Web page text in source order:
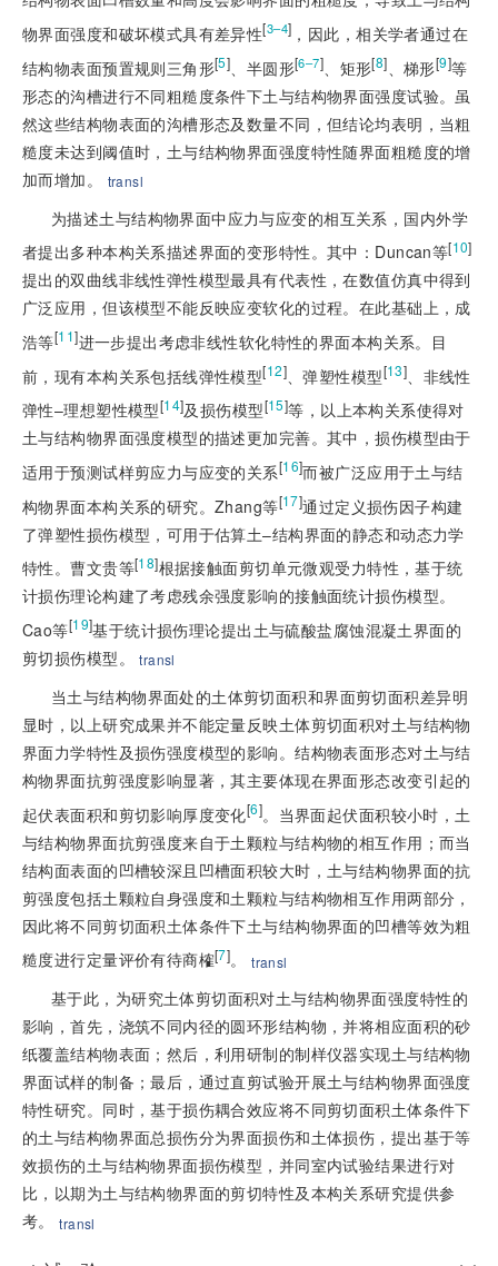
物界面强度和破坏模式具有差异性[3–4] ，因此，相关学者通过在
结构物表面预置规则三角形[5] 、半圆形[6–7] 、矩形[8] 、梯形[9]等
形态的沟槽进行不同粗糙度条件下土与结构物界面强度试验。虽
然这些结构物表面的沟槽形态及数量不同，但结论均表明，当粗
糙度未达到阈值时，土与结构物界面强度特性随界面粗糙度的增
加而增加。
transl
为描述土与结构物界面中应力与应变的相互关系，国内外学
者提出多种本构关系描述界面的变形特性。其中：Duncan等[10]
提出的双曲线非线性弹性模型最具有代表性，在数值仿真中得到
广泛应用，但该模型不能反映应变软化的过程。在此基础上，成
浩等[11]进一步提出考虑非线性软化特性的界面本构关系。目
前，现有本构关系包括线弹性模型[12] 、弹塑性模型[13]
、非线性
弹性–理想塑性模型[14]及损伤模型[15]等，以上本构关系使得对
土与结构物界面强度模型的描述更加完善。其中，损伤模型由于
适用于预测试样剪应力与应变的关系[16]而被广泛应用于土与结
构物界面本构关系的研究。Zhang等[17]通过定义损伤因子构建
了弹塑性损伤模型，可用于估算土–结构界面的静态和动态力学
特性。曹文贵等[18]根据接触面剪切单元微观受力特性，基于统
计损伤理论构建了考虑残余强度影响的接触面统计损伤模型。
Cao等[19]基于统计损伤理论提出土与硫酸盐腐蚀混凝土界面的
剪切损伤模型。
transl
当土与结构物界面处的土体剪切面积和界面剪切面积差异明
显时，以上研究成果并不能定量反映土体剪切面积对土与结构物
界面力学特性及损伤强度模型的影响。结构物表面形态对土与结
构物界面抗剪强度影响显著，其主要体现在界面形态改变引起的
起伏表面积和剪切影响厚度变化[6]。当界面起伏面积较小时，土
与结构物界面抗剪强度来自于土颗粒与结构物的相互作用；而当
结构面表面的凹槽较深且凹槽面积较大时，土与结构物界面的抗
剪强度包括土颗粒自身强度和土颗粒与结构物相互作用两部分，
因此将不同剪切面积土体条件下土与结构物界面的凹槽等效为粗
糙度进行定量评价有待商榷[7]。 transl
基于此，为研究土体剪切面积对土与结构物界面强度特性的
影响，首先，浇筑不同内径的圆环形结构物，并将相应面积的砂
纸覆盖结构物表面；然后，利用研制的制样仪器实现土与结构物
界面试样的制备；最后，通过直剪试验开展土与结构物界面强度
特性研究。同时，基于损伤耦合效应将不同剪切面积土体条件下
的土与结构物界面总损伤分为界面损伤和土体损伤，提出基于等
效损伤的土与结构物界面损伤模型，并同室内试验结果进行对
比，以期为土与结构物界面的剪切特性及本构关系研究提供参
考。
transl